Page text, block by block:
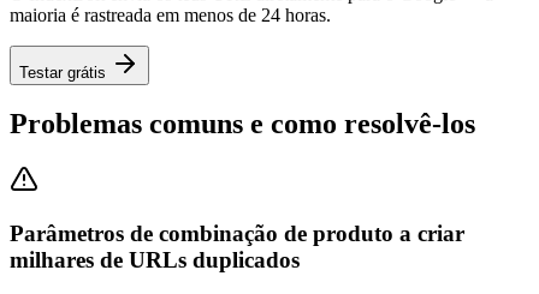
maioria é rastreada em menos de 24 horas.
Testar grátis
Problemas comuns e como resolvê-los
Parâmetros de combinação de produto a criar
milhares de URLs duplicados